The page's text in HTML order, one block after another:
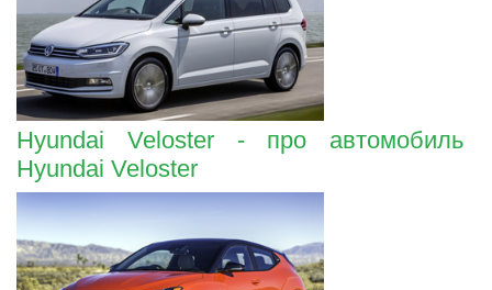
Hyundai Veloster - про автомобиль
Hyundai Veloster